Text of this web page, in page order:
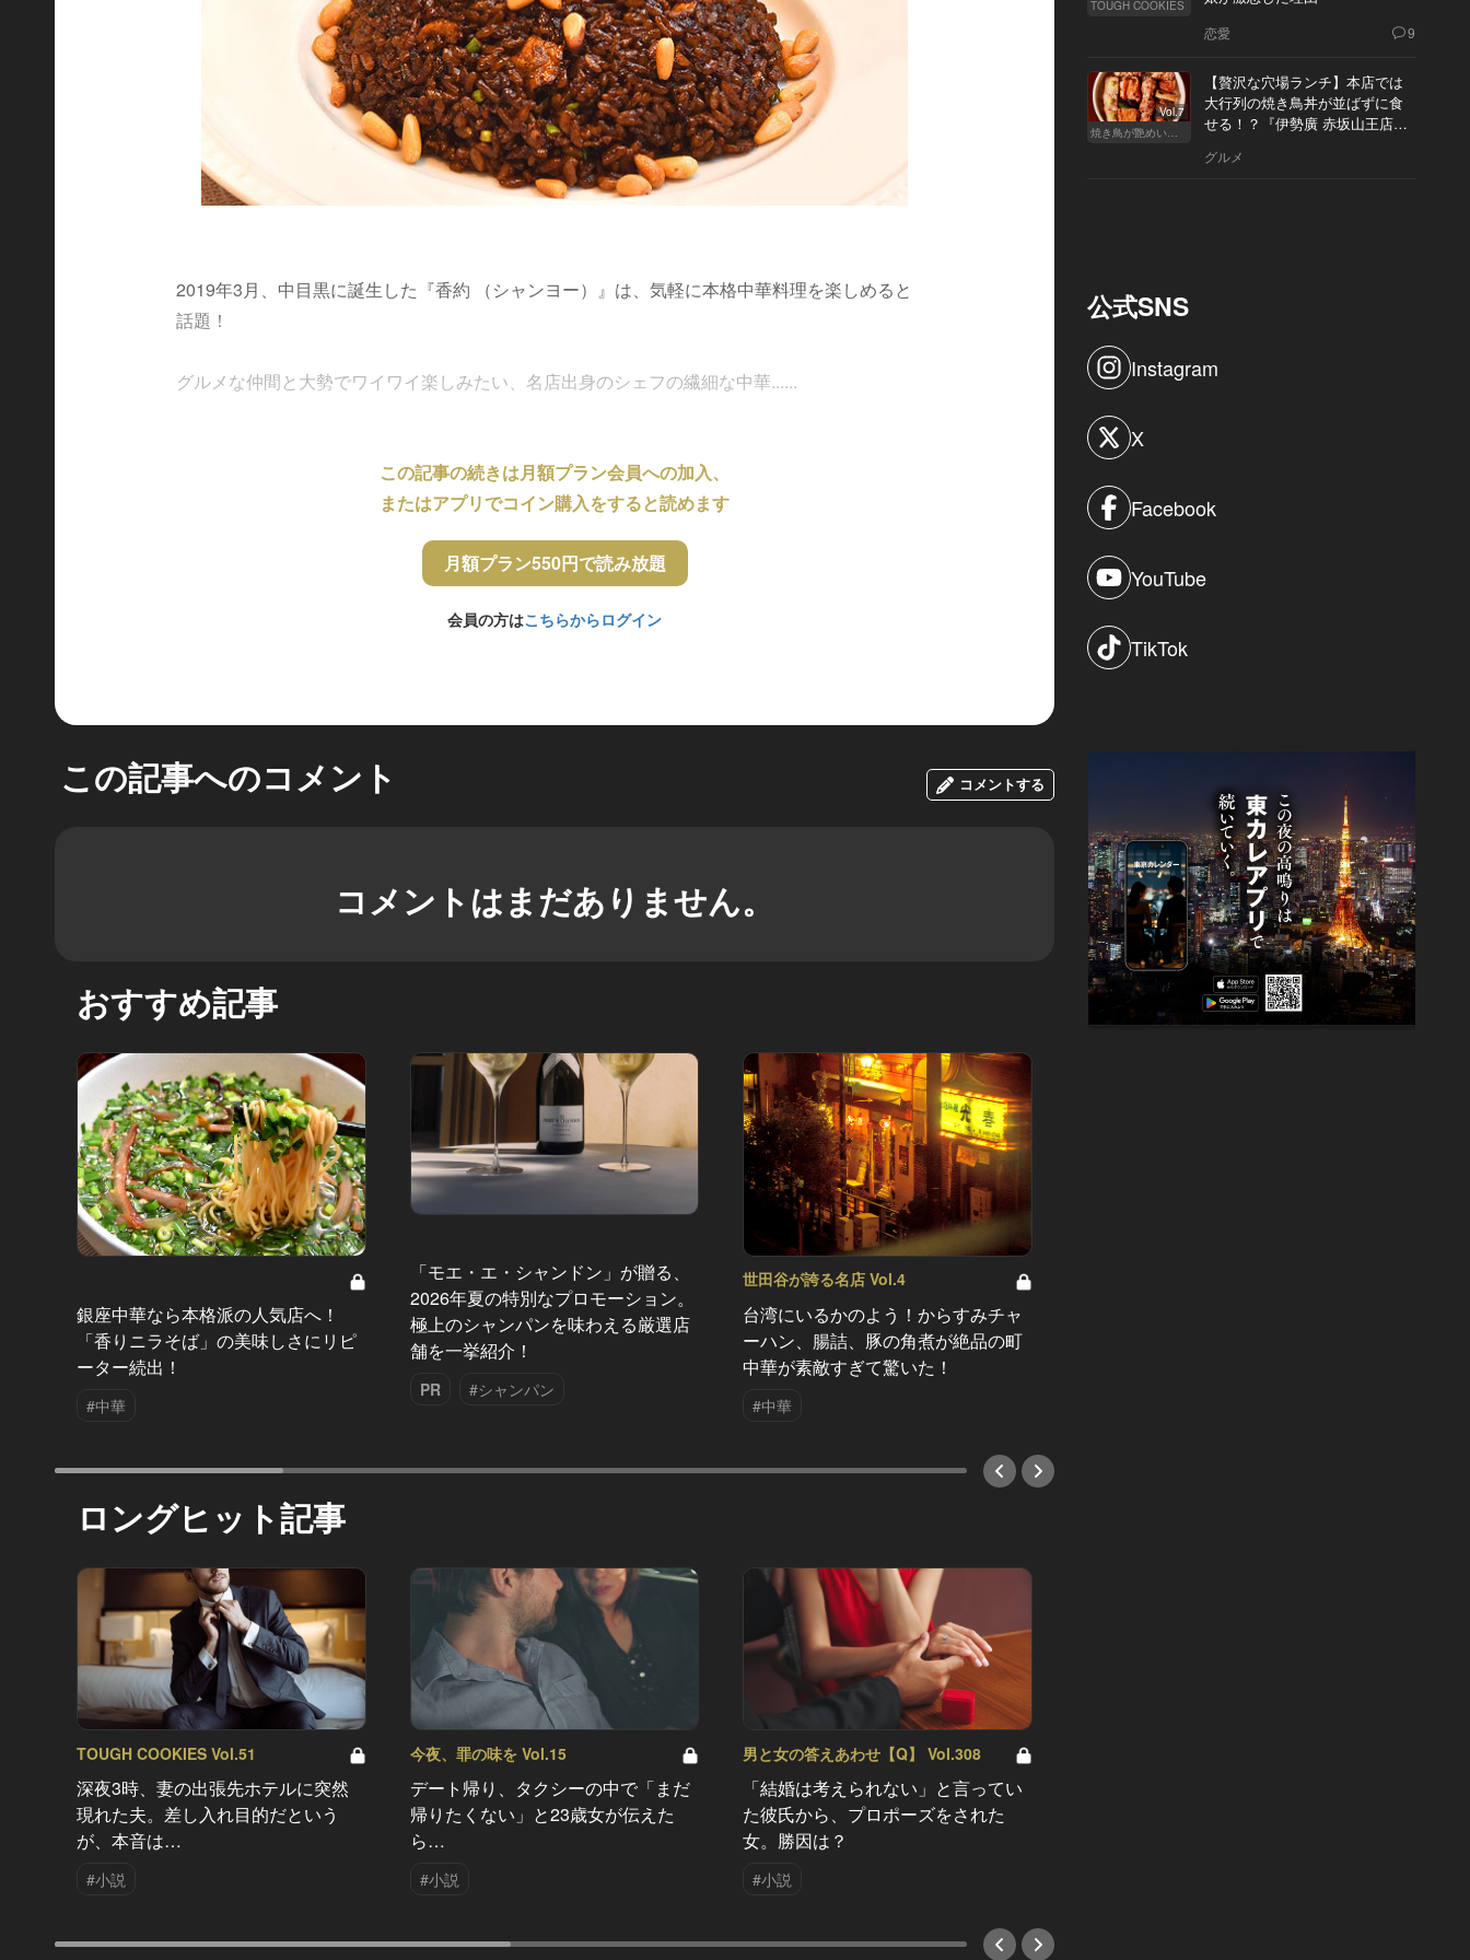
2019年3月、中目黒に誕生した『香約 （シャンヨー）』は、気軽に本格中華料理を楽しめると
話題！
グルメな仲間と大勢でワイワイ楽しみたい、名店出身のシェフの繊細な中華......
この記事の続きは月額プラン会員への加入、
またはアプリでコイン購入をすると読めます
月額プラン550円で読み放題
会員の方はこちらからログイン
この記事へのコメント コメントする
コメントはまだありません。
おすすめ記事
銀座中華なら本格派の人気店へ！
「香りニラそば」の美味しさにリピ
ーター続出！
#中華
「モエ・エ・シャンドン」が贈る、
2026年夏の特別なプロモーション。
極上のシャンパンを味わえる厳選店
舗を一挙紹介！
PR #シャンパン
世田谷が誇る名店 Vol.4
台湾にいるかのよう！からすみチャ
ーハン、腸詰、豚の角煮が絶品の町
中華が素敵すぎて驚いた！
#中華
ロングヒット記事
TOUGH COOKIES Vol.51
深夜3時、妻の出張先ホテルに突然
現れた夫。差し入れ目的だという
が、本音は…
#小説
今夜、罪の味を Vol.15
デート帰り、タクシーの中で「まだ
帰りたくない」と23歳女が伝えた
ら…
#小説
男と女の答えあわせ【Q】 Vol.308
「結婚は考えられない」と言ってい
た彼氏から、プロポーズをされた
女。勝因は？
#小説
TOUGH COOKIES
恋愛 9
Vol.7
焼き鳥が艶めいてきた
【贅沢な穴場ランチ】本店では
大行列の焼き鳥丼が並ばずに食
せる！？『伊勢廣 赤坂山王店』
グルメ
公式SNS
Instagram
X
Facebook
YouTube
TikTok